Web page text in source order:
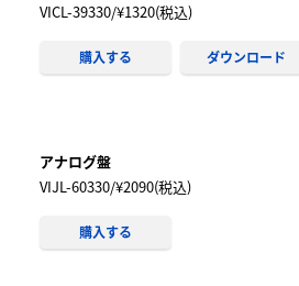
VICL-39330/¥1320(税込)
購入する ダウンロード
アナログ盤
VIJL-60330/¥2090(税込)
購入する